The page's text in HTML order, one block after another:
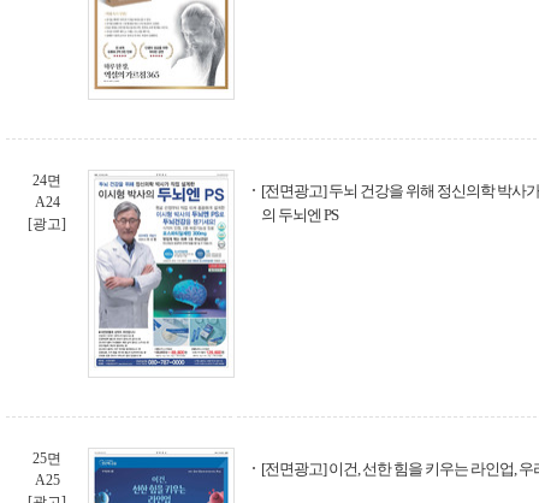
24면
A24
[광고]
[전면광고] 두뇌 건강을 위해 정신의학 박사
의 두뇌엔 PS
25면
A25
[전면광고] 이건, 선한 힘을 키우는 라인업,